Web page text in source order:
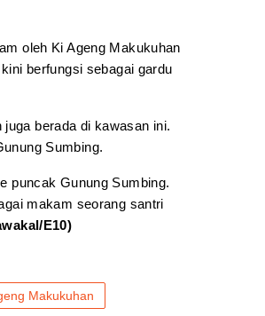
oleh Ki Ageng Makukuhan
berfungsi sebagai gardu
berada di kawasan ini.
Sumbing.
puncak Gunung Sumbing.
makam seorang santri
E10)
Makukuhan